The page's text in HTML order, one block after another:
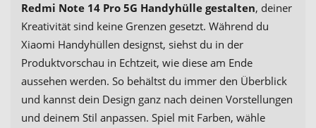
Redmi Note 14 Pro 5G Handyhülle gestalten, deiner
Kreativität sind keine Grenzen gesetzt. Während du
Xiaomi Handyhüllen designst, siehst du in der
Produktvorschau in Echtzeit, wie diese am Ende
aussehen werden. So behältst du immer den Überblick
und kannst dein Design ganz nach deinen Vorstellungen
und deinem Stil anpassen. Spiel mit Farben, wähle